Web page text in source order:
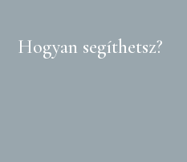
Hogyan segíthetsz?